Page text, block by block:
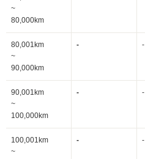
~
80,000km
80,001km
~
90,000km
- -
90,001km
~
100,000km
- -
100,001km
~
- -